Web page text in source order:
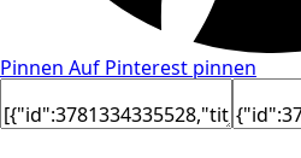
Pinnen Auf Pinterest pinnen